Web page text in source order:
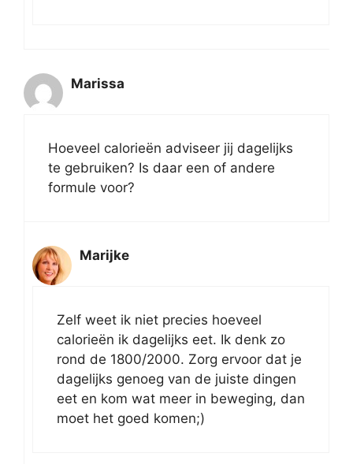
Marissa
Hoeveel calorieën adviseer jij dagelijks
te gebruiken? Is daar een of andere
formule voor?
Marijke
Zelf weet ik niet precies hoeveel
calorieën ik dagelijks eet. Ik denk zo
rond de 1800/2000. Zorg ervoor dat je
dagelijks genoeg van de juiste dingen
eet en kom wat meer in beweging, dan
moet het goed komen;)